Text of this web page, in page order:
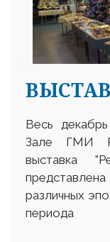
Весь
Зале ГМИ
выставка
различных
периода